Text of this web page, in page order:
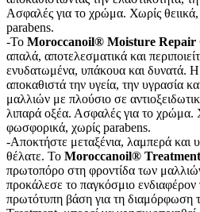
Ασφαλές για το χρώμα. Χωρίς
parabens.
-Το Moroccanoil® Moisture Repair
απαλά, αποτελεσματικά και
ενυδατωμένα, υπάκουα και δυνατά.
αποκαθιστά την υγεία, την υγρασία
μαλλιών με πλούσιο σε
λιπαρά οξέα. Ασφαλές για το χρώμα.
φωσφορικά, χωρίς parabens.
-Αποκτήστε μεταξένια, λαμπερά και
θέλατε. To Moroccanoil® Treatment
πρωτοπόρο στη φροντίδα των
προκάλεσε το παγκόσμιο
πρωτότυπη βάση για τη διαμόρφωση